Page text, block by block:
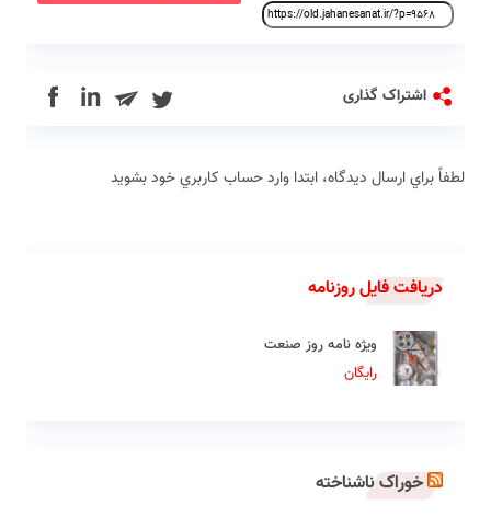
اشتراک گذاری in
لطفاً براي ارسال دیدگاه، ابتدا وارد حساب كاربري خود بشويد
دریافت فایل روزنامه
ویژه نامه روز صنعت
رایگان
خوراک ناشناخته